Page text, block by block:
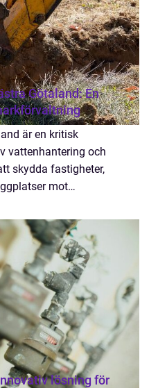
Götaland: En
är en kritisk
vattenhantering och
skydda fastigheter,
mot
lösning för